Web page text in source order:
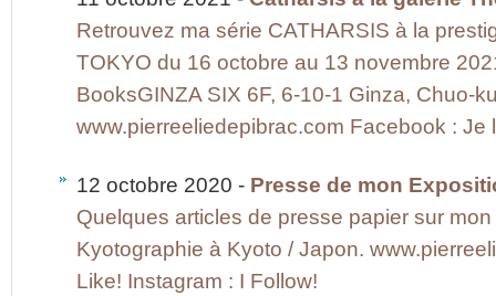
Retrouvez ma série CATHARSIS à la
TOKYO du 16 octobre au 13 novembre
BooksGINZA SIX 6F, 6-10-1 Ginza, Chuo-
www.pierreeliedepibrac.com Facebook : Je
12 octobre 2020 - Presse de mon
Quelques articles de presse papier sur
Kyotographie à Kyoto / Japon.
Like! Instagram : I Follow!